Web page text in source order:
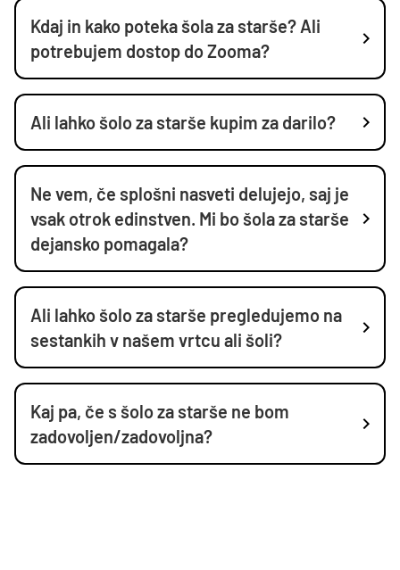
Kdaj in kako poteka šola za starše? Ali
potrebujem dostop do Zooma?
Ali lahko šolo za starše kupim za darilo?
Ne vem, če splošni nasveti delujejo, saj je
vsak otrok edinstven. Mi bo šola za starše
dejansko pomagala?
Ali lahko šolo za starše pregledujemo na
sestankih v našem vrtcu ali šoli?
Kaj pa, če s šolo za starše ne bom
zadovoljen/zadovoljna?